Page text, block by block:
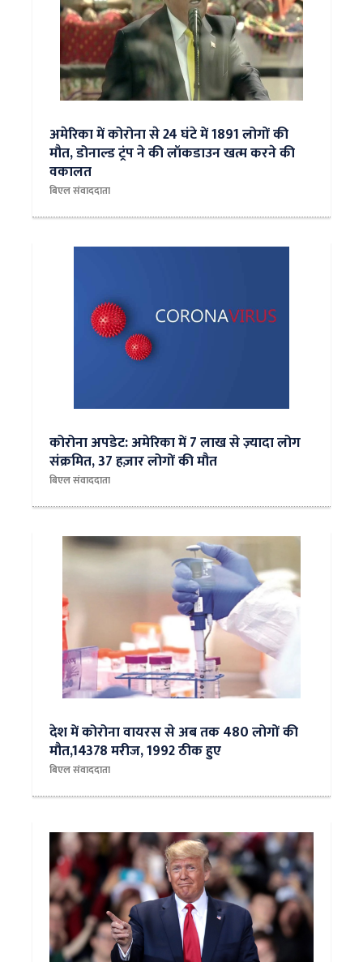
अमेरिका में कोरोना से 24 घंटे में 1891 लोगों की
मौत, डोनाल्ड ट्रंप ने की लॉकडाउन खत्म करने की
वकालत
बिएल संवाददाता
कोरोना अपडेट: अमेरिका में 7 लाख से ज़्यादा लोग
संक्रमित, 37 हज़ार लोगों की मौत
बिएल संवाददाता
देश में कोरोना वायरस से अब तक 480 लोगों की
मौत,14378 मरीज, 1992 ठीक हुए
बिएल संवाददाता